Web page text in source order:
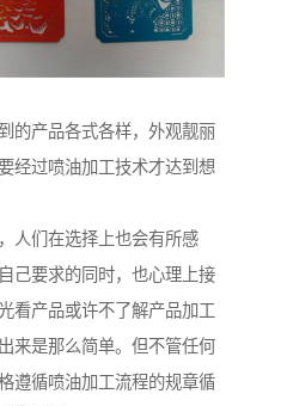
的产品各式各样，外观靓丽
经过喷油加工技术才达到想
人们在选择上也会有所感
己要求的同时，也心理上接
看产品或许不了解产品加工
来是那么简单。但不管任何
遵循喷油加工流程的规章循